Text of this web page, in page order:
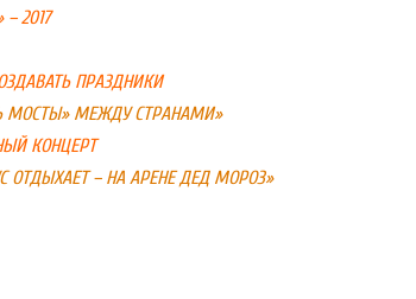
2017
ПРАЗДНИКИ
МОСТЫ» МЕЖДУ СТРАНАМИ»
КОНЦЕРТ
ОТДЫХАЕТ – НА АРЕНЕ ДЕД МОРОЗ»